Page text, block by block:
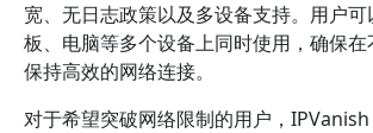
宽、无日志政策以及多设备支持。用户
板、电脑等多个设备上同时使用，确保
保持高效的网络连接。
对于希望突破网络限制的用户，